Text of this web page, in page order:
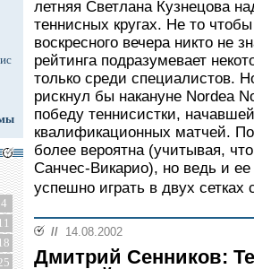
4
летняя Светлана Кузнецова
теннисных кругах. Не то
воскресного вечера никто не
рейтинга подразумевает
только среди специалистов.
рискнул бы накануне Nordea
победу теннисистки,
квалификационных матчей.
более вероятна (учитывая,
Санчес-Викарио), но ведь и
успешно играть в двух
// 14.08.2002
Дмитрий Сенников: